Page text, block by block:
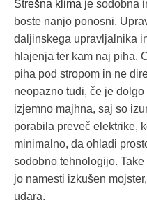
Strešna klima je sodobna
boste nanjo ponosni.
daljinskega upravljalnika
hlajenja ter kam naj piha.
piha pod stropom in ne
neopazno tudi, če je
izjemno majhna, saj so
porabila preveč elektrike,
minimalno, da ohladi
sodobno tehnologijo.
jo namesti izkušen
udara.